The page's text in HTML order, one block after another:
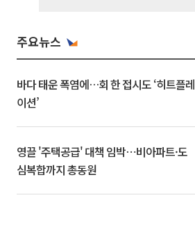
주요뉴스
바다 태운 폭염에…회 한 접시도 ‘히트플레
이션’
영끌 '주택공급' 대책 임박⋯비아파트·도
심복합까지 총동원